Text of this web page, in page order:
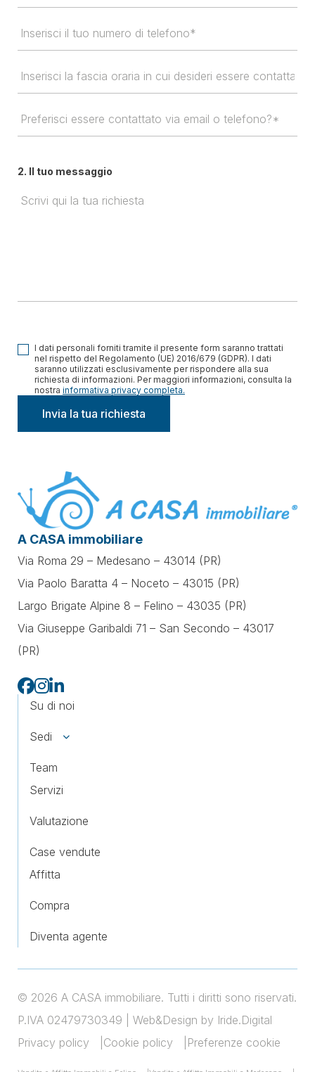
2. Il tuo messaggio
I dati personali forniti tramite il presente form saranno trattati
nel rispetto del Regolamento (UE) 2016/679 (GDPR). I dati
saranno utilizzati esclusivamente per rispondere alla sua
richiesta di informazioni. Per maggiori informazioni, consulta la
nostra informativa privacy completa.
Invia la tua richiesta
A CASA immobiliare
Via Roma 29 – Medesano – 43014 (PR)
Via Paolo Baratta 4 – Noceto – 43015 (PR)
Largo Brigate Alpine 8 – Felino – 43035 (PR)
Via Giuseppe Garibaldi 71 – San Secondo – 43017
(PR)
Su di noi
Sedi
Team
Servizi
Valutazione
Case vendute
Affitta
Compra
Diventa agente
© 2026 A CASA immobiliare. Tutti i diritti sono riservati.
P.IVA 02479730349 | Web&Design by Iride.Digital
Privacy policy
Cookie policy Preferenze cookie